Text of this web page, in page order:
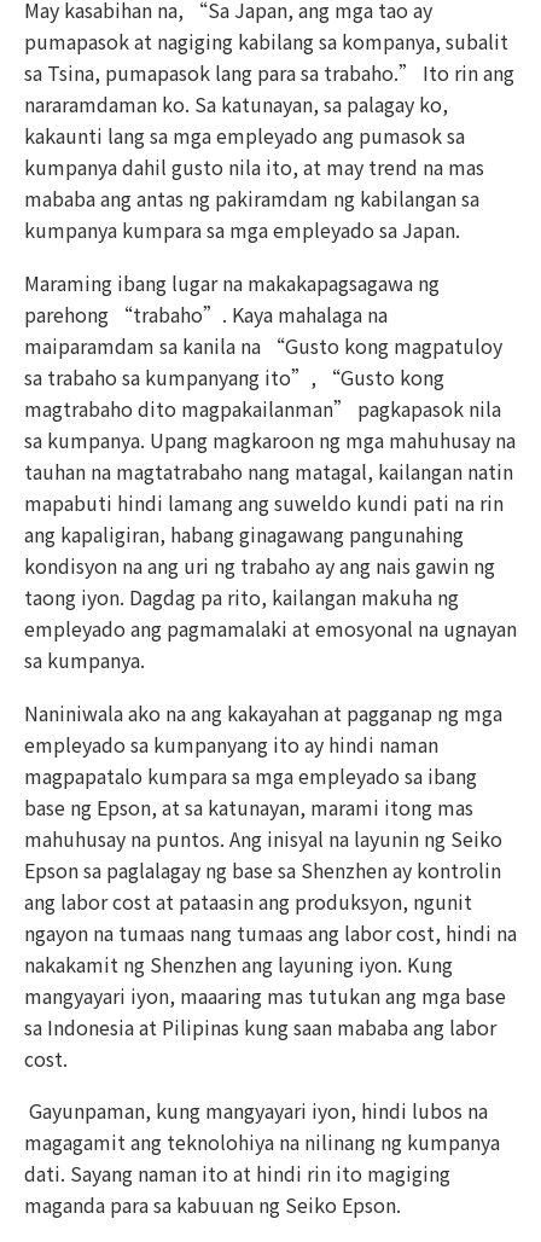
May kasabihan na, “Sa Japan, ang mga tao ay
pumapasok at nagiging kabilang sa kompanya, subalit
sa Tsina, pumapasok lang para sa trabaho.” Ito rin ang
nararamdaman ko. Sa katunayan, sa palagay ko,
kakaunti lang sa mga empleyado ang pumasok sa
kumpanya dahil gusto nila ito, at may trend na mas
mababa ang antas ng pakiramdam ng kabilangan sa
kumpanya kumpara sa mga empleyado sa Japan.
Maraming ibang lugar na makakapagsagawa ng
parehong “trabaho”. Kaya mahalaga na
maiparamdam sa kanila na “Gusto kong magpatuloy
sa trabaho sa kumpanyang ito”, “Gusto kong
magtrabaho dito magpakailanman” pagkapasok nila
sa kumpanya. Upang magkaroon ng mga mahuhusay na
tauhan na magtatrabaho nang matagal, kailangan natin
mapabuti hindi lamang ang suweldo kundi pati na rin
ang kapaligiran, habang ginagawang pangunahing
kondisyon na ang uri ng trabaho ay ang nais gawin ng
taong iyon. Dagdag pa rito, kailangan makuha ng
empleyado ang pagmamalaki at emosyonal na ugnayan
sa kumpanya.
Naniniwala ako na ang kakayahan at pagganap ng mga
empleyado sa kumpanyang ito ay hindi naman
magpapatalo kumpara sa mga empleyado sa ibang
base ng Epson, at sa katunayan, marami itong mas
mahuhusay na puntos. Ang inisyal na layunin ng Seiko
Epson sa paglalagay ng base sa Shenzhen ay kontrolin
ang labor cost at pataasin ang produksyon, ngunit
ngayon na tumaas nang tumaas ang labor cost, hindi na
nakakamit ng Shenzhen ang layuning iyon. Kung
mangyayari iyon, maaaring mas tutukan ang mga base
sa Indonesia at Pilipinas kung saan mababa ang labor
cost.
Gayunpaman, kung mangyayari iyon, hindi lubos na
magagamit ang teknolohiya na nilinang ng kumpanya
dati. Sayang naman ito at hindi rin ito magiging
maganda para sa kabuuan ng Seiko Epson.